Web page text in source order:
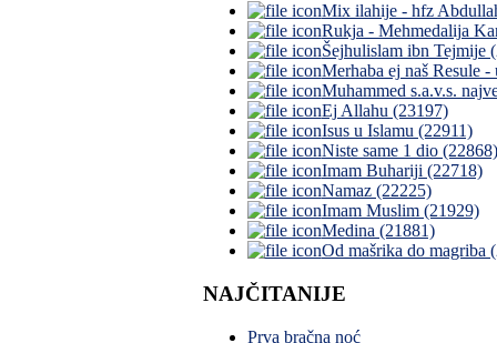
Mix ilahije - hfz
Rukja - Mehmedalija
Šejhulislam ibn Tejmije
Merhaba ej naš Resule
Muhammed s.a.v.s.
Ej Allahu (23197)
Isus u Islamu (22911)
Niste same 1 dio (22868)
Imam Buhariji (22718)
Namaz (22225)
Imam Muslim (21929)
Medina (21881)
Od mašrika do magriba
NAJČITANIJE
Prva bračna noć